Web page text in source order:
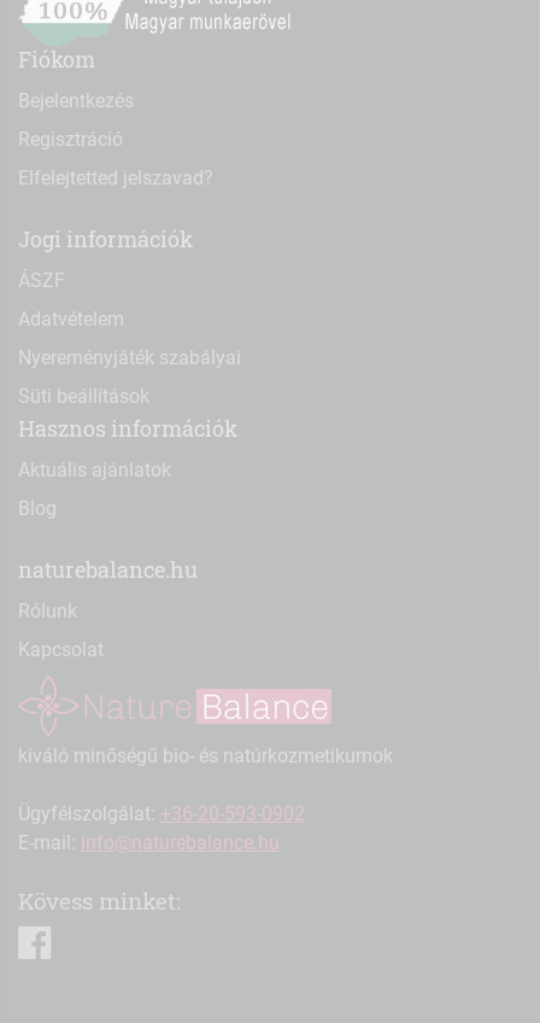
Fiókom
Bejelentkezés
Regisztráció
Elfelejtetted jelszavad?
Jogi információk
ÁSZF
Adatvételem
Nyereményjáték szabályai
Süti beállítások
Hasznos információk
Aktuális ajánlatok
Blog
naturebalance.hu
Rólunk
Kapcsolat
kiváló minőségű bio- és natúrkozmetikumok
Ügyfélszolgálat: +36-20-593-0902
E-mail: info@naturebalance.hu
Kövess minket: